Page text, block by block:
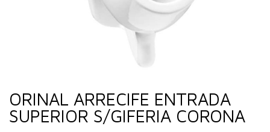
ORINAL ARRECIFE ENTRADA
SUPERIOR S/GIFERIA CORONA